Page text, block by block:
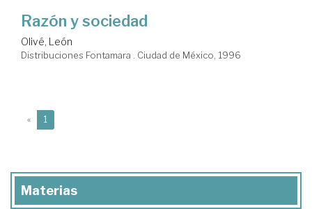
Razón y sociedad
Olivé, León
Distribuciones Fontamara . Ciudad de México, 1996
« 1
Materias